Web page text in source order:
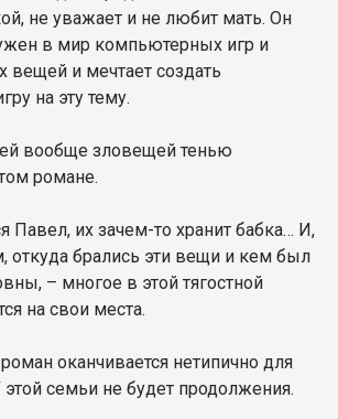
не уважает и не любит мать. Он
в мир компьютерных игр и
вещей и мечтает создать
на эту тему.
вообще зловещей тенью
романе.
Павел, их зачем-то хранит бабка… И,
откуда брались эти вещи и кем был
– многое в этой тягостной
на свои места.
оканчивается нетипично для
этой семьи не будет продолжения.